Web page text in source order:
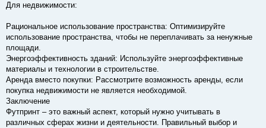
Для недвижимости:
Рациональное использование пространства: Оптимизируйте
использование пространства, чтобы не переплачивать за ненужные
площади.
Энергоэффективность зданий: Используйте энергоэффективные
материалы и технологии в строительстве.
Аренда вместо покупки: Рассмотрите возможность аренды, если
покупка недвижимости не является необходимой.
Заключение
Футпринт – это важный аспект, который нужно учитывать в
различных сферах жизни и деятельности. Правильный выбор и